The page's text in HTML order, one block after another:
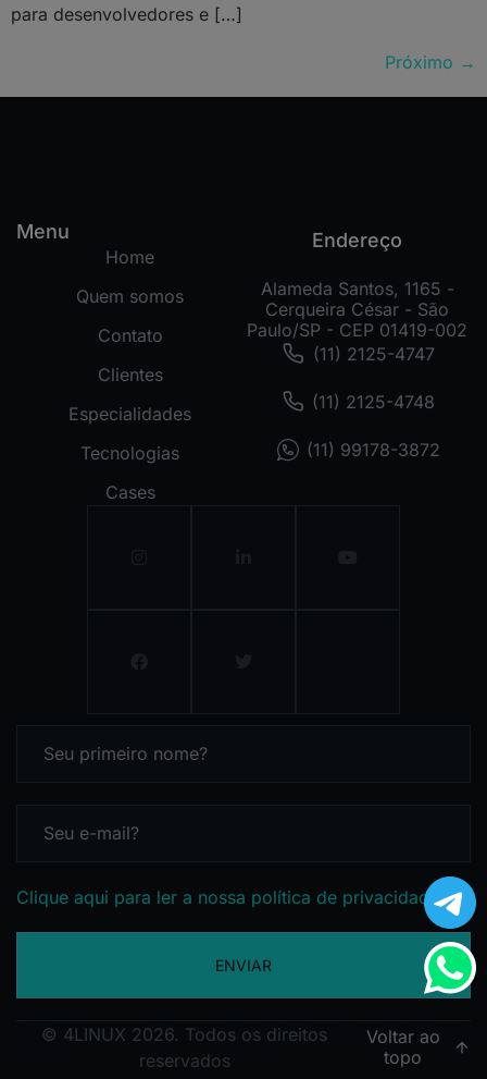
para desenvolvedores e […]
Próximo →
Menu
Home
Quem somos
Contato
Clientes
Especialidades
Tecnologias
Cases
Endereço
Alameda Santos, 1165 -
Cerqueira César - São
Paulo/SP - CEP 01419-002
(11) 2125-4747
(11) 2125-4748
(11) 99178-3872
Clique aqui para ler a nossa política de privacidade
ENVIAR
© 4LINUX 2026. Todos os direitos
reservados
Voltar ao
topo